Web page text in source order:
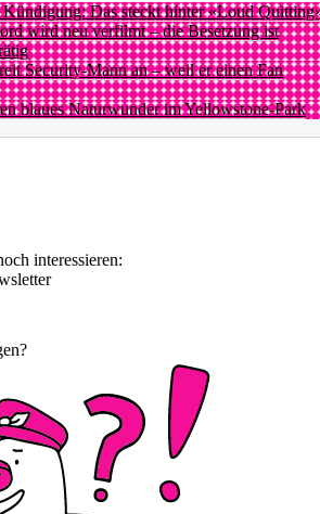
Das steckt hinter «Loud
wird neu verfilmt – die Besetzung ist
Security-Mann an – weil er einen Fan
blaues Naturwunder im Yellowstone-Park
interessieren: